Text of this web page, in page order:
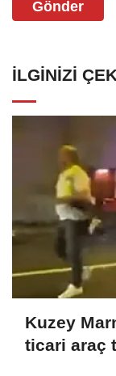
Gönder
İLGINIZI
Kuzey
ticari araç